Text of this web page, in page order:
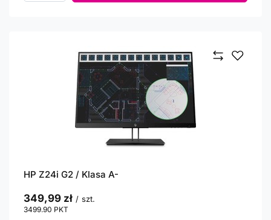
HP Z24i G2 / Klasa A-
349,99 zł / szt.
3499.90 PKT